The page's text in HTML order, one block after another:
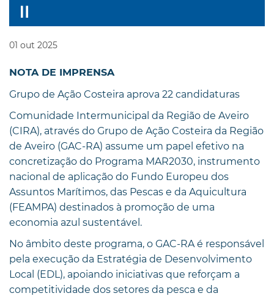
01 out 2025
NOTA DE IMPRENSA
Grupo de Ação Costeira aprova 22 candidaturas
Comunidade Intermunicipal da Região de Aveiro
(CIRA), através do Grupo de Ação Costeira da Região
de Aveiro (GAC-RA) assume um papel efetivo na
concretização do Programa MAR2030, instrumento
nacional de aplicação do Fundo Europeu dos
Assuntos Marítimos, das Pescas e da Aquicultura
(FEAMPA) destinados à promoção de uma
economia azul sustentável.
No âmbito deste programa, o GAC-RA é responsável
pela execução da Estratégia de Desenvolvimento
Local (EDL), apoiando iniciativas que reforçam a
competitividade dos setores da pesca e da